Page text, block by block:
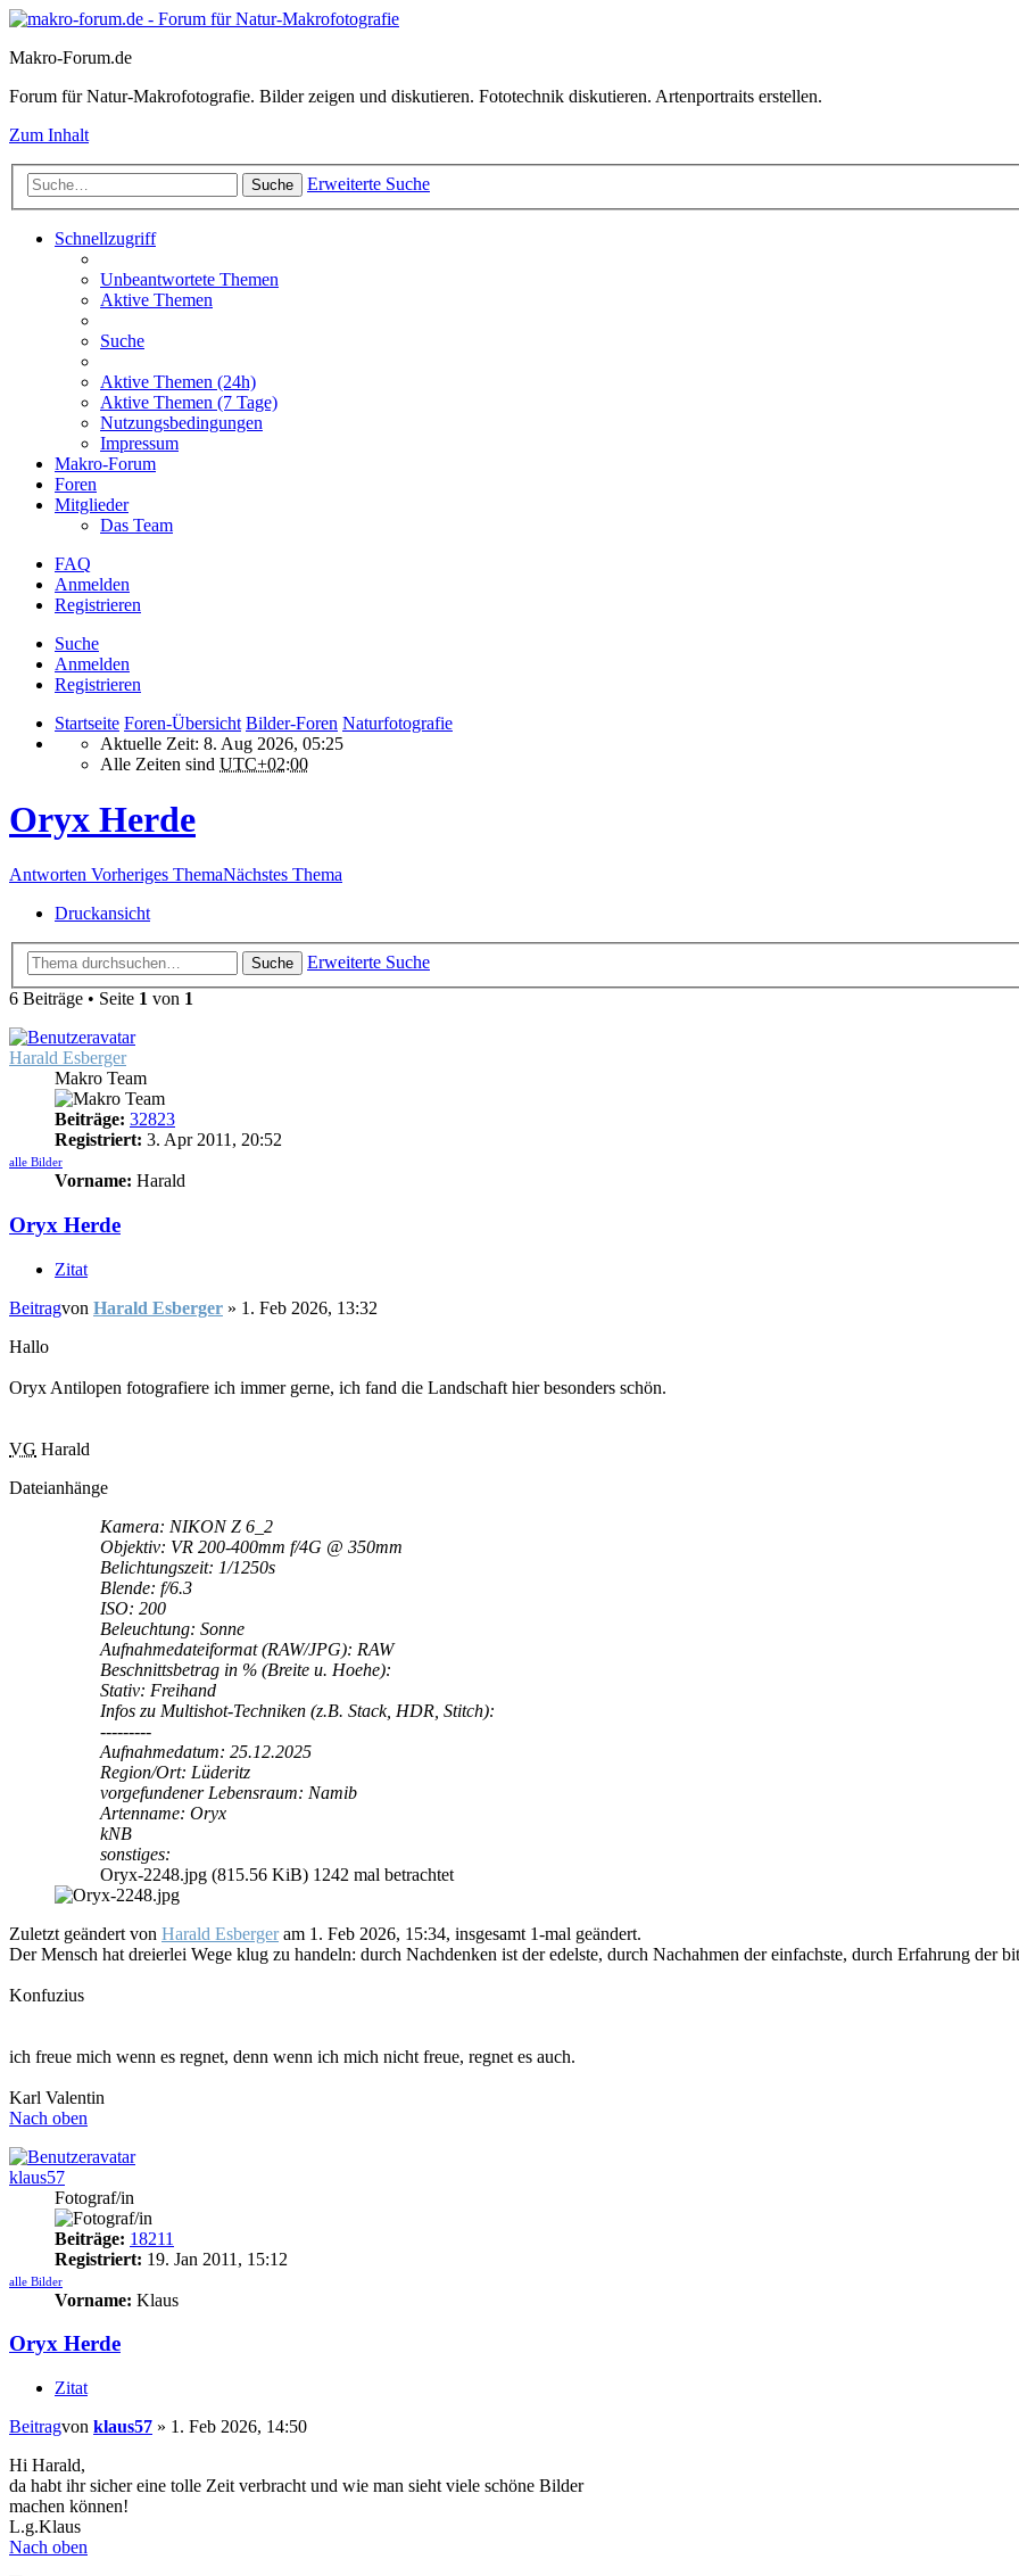
Makro-Forum.de
Forum für Natur-Makrofotografie. Bilder zeigen und diskutieren. Fototechnik diskutieren. Artenportraits erstellen.
Zum Inhalt
Suche Erweiterte Suche
Schnellzugriff
Unbeantwortete Themen
Aktive Themen
Suche
Aktive Themen (24h)
Aktive Themen (7 Tage)
Nutzungsbedingungen
Impressum
Makro-Forum
Foren
Mitglieder
Das Team
FAQ
Anmelden
Registrieren
Suche
Anmelden
Registrieren
Startseite Foren-Übersicht Bilder-Foren Naturfotografie
Aktuelle Zeit: 8. Aug 2026, 05:25
Alle Zeiten sind UTC+02:00
Oryx Herde
Antworten Vorheriges ThemaNächstes Thema
Druckansicht
Suche
Erweiterte Suche
6 Beiträge • Seite 1 von 1
Harald Esberger
Makro Team
Beiträge: 32823
Registriert: 3. Apr 2011, 20:52
alle Bilder
Vorname: Harald
Oryx Herde
Zitat
Beitragvon Harald Esberger » 1. Feb 2026, 13:32
Hallo
Oryx Antilopen fotografiere ich immer gerne, ich fand die Landschaft hier besonders schön.
VG Harald
Dateianhänge
Kamera: NIKON Z 6_2
Objektiv: VR 200-400mm f/4G @ 350mm
Belichtungszeit: 1/1250s
Blende: f/6.3
ISO: 200
Beleuchtung: Sonne
Aufnahmedateiformat (RAW/JPG): RAW
Beschnittsbetrag in % (Breite u. Hoehe):
Stativ: Freihand
Infos zu Multishot-Techniken (z.B. Stack, HDR, Stitch):
---------
Aufnahmedatum: 25.12.2025
Region/Ort: Lüderitz
vorgefundener Lebensraum: Namib
Artenname: Oryx
kNB
sonstiges:
Oryx-2248.jpg (815.56 KiB) 1242 mal betrachtet
Zuletzt geändert von Harald Esbergeram 1. Feb 2026, 15:34, insgesamt 1-mal geändert.
Der Mensch hat dreierlei Wege klug zu handeln: durch Nachdenken ist der edelste, durch Nachahmen der einfachste, durch Erfahrung der
Konfuzius
ich freue mich wenn es regnet, denn wenn ich mich nicht freue, regnet es auch.
Karl Valentin
Nach oben
klaus57
Fotograf/in
Beiträge: 18211
Registriert: 19. Jan 2011, 15:12
alle Bilder
Vorname: Klaus
Oryx Herde
Zitat
Beitragvon klaus57 » 1. Feb 2026, 14:50
Hi Harald,
da habt ihr sicher eine tolle Zeit verbracht und wie man sieht viele schöne Bilder
machen können!
L.g.Klaus
Nach oben